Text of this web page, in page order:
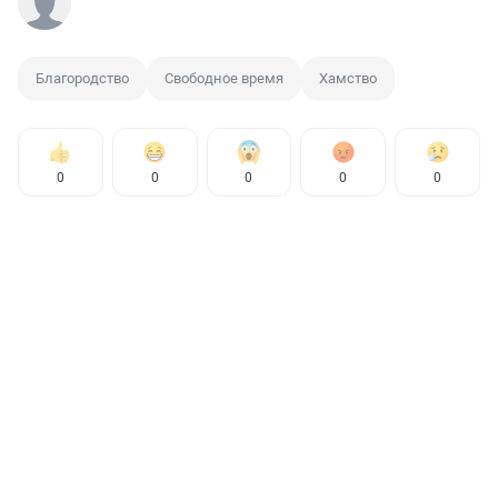
Благородство Свободное время Хамство
0 0 0 0 0